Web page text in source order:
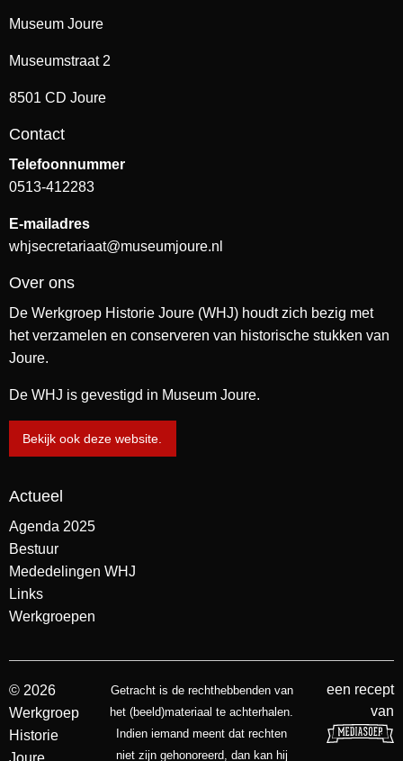
Museum Joure
Museumstraat 2
8501 CD Joure
Contact
Telefoonnummer
0513-412283
E-mailadres
whjsecretariaat@museumjoure.nl
Over ons
De Werkgroep Historie Joure (WHJ) houdt zich bezig met
het verzamelen en conserveren van historische stukken van
Joure.
De WHJ is gevestigd in Museum Joure.
Bekijk ook deze website.
Actueel
Agenda 2025
Bestuur
Mededelingen WHJ
Links
Werkgroepen
© 2026
Werkgroep
Historie
Getracht is de rechthebbenden van
het (beeld)materiaal te achterhalen.
Indien iemand meent dat rechten
niet zijn gehonoreerd, dan kan hij
een recept
van